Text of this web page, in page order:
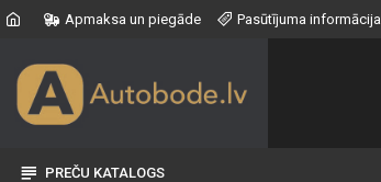
Apmaksa un piegāde Pasūtījuma informācija
PREČU KATALOGS